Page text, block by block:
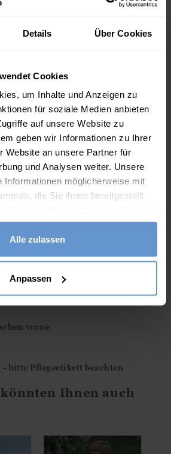
Details Über Cookies
Cookies
um Inhalte und Anzeigen zu
für soziale Medien anbieten
auf unsere Website zu
geben wir Informationen zu Ihrer
Website an unsere Partner für
und Analysen weiter. Unsere
Informationen möglicherweise mit
die Sie ihnen bereitgestellt
Alle zulassen
Anpassen
aus
Regular Fit
und ein voller Rock verleiht
Bewegung und Volumen. Kurze
die warme Wetter-Silhouette. Mit
und einem elastischen Bund für
Passform und ein oh so angenehmes
vorne
bitte Pflegeetikett beachten
Ihnen auch